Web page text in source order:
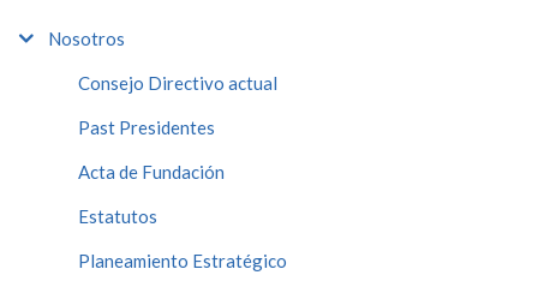
Nosotros
Consejo Directivo actual
Past Presidentes
Acta de Fundación
Estatutos
Planeamiento Estratégico